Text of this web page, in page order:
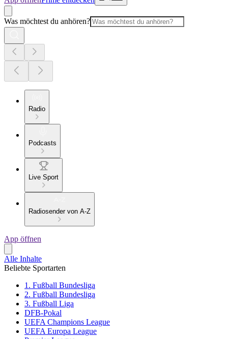
Was möchtest du anhören?
Radio
Podcasts
Live Sport
Radiosender von A-Z
App öffnen
Alle Inhalte
Beliebte Sportarten
1. Fußball Bundesliga
2. Fußball Bundesliga
3. Fußball Liga
DFB-Pokal
UEFA Champions League
UEFA Europa League